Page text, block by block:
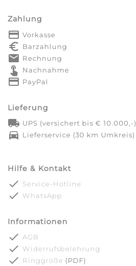
Zahlung
payment Vorkasse
euro_symbol Barzahlung
markunread Rechnung
touch_app Nachnahme
credit_card PayPal
Lieferung
local_shipping UPS (versichert bis € 10.000,-)
directions_car Lieferservice (30 km Umkreis)
Hilfe & Kontakt
done Service-Hotline
done WhatsApp
Informationen
done AGB
done Widerrufsbelehrung
done Ringgröße (PDF)